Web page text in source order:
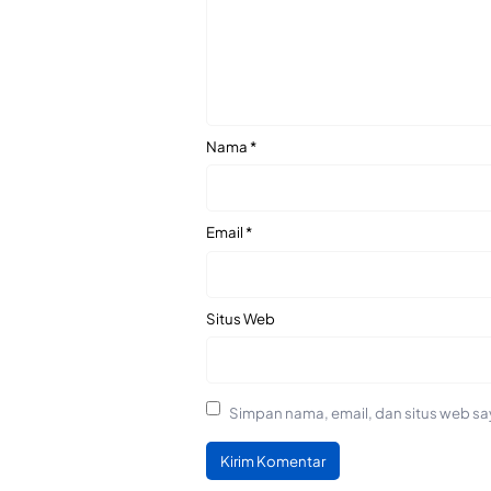
Nama*
Email*
Situs Web
Simpan nama, email, dan situs web